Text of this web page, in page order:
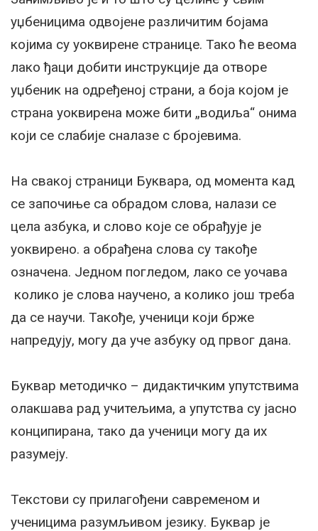
уџбеницима одвојене различитим бојама
којима су уоквирене странице. Тако ће веома
лако ђаци добити инструкције да отворе
уџбеник на одређеној страни, а боја којом је
страна уоквирена може бити „водиља“ онима
који се слабије сналазе с бројевима.
На свакој страници Буквара, од момента кад
се започиње са обрадом слова, налази се
цела азбука, и слово које се обрађује је
уоквирено. а обрађена слова су такође
означена. Једном погледом, лако се уочава
колико је слова научено, а колико још треба
да се научи. Такође, ученици који брже
напредују, могу да уче азбуку од првог дана.
Буквар методичко – дидактичким упутствима
олакшава рад учитељима, а упутства су јасно
конципирана, тако да ученици могу да их
разумеју.
Текстови су прилагођени савременом и
ученицима разумљивом језику. Буквар је